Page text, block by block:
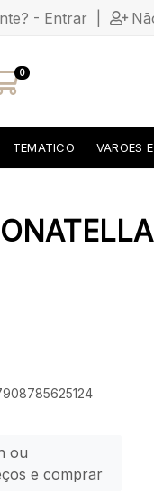
- Entrar
0
TEMATICO VAROES
ou
e comprar